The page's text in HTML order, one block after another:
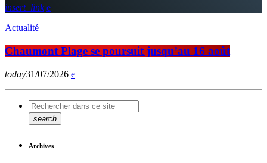
insert_link
Actualité
Chaumont Plage se poursuit jusqu’au 16 août
today31/07/2026
search
Archives